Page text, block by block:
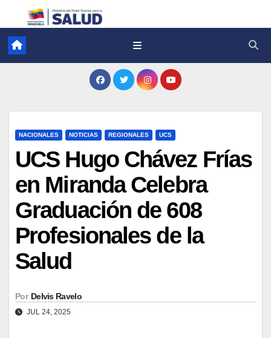
NACIONALES NOTICIAS REGIONALES UCS
UCS Hugo Chávez Frías
en Miranda Celebra
Graduación de 608
Profesionales de la
Salud
Por Delvis Ravelo
JUL 24, 2025